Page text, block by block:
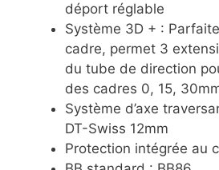
déport réglable
Système 3D + :
cadre, permet 3
du tube de direction
des cadres 0, 15,
Système d’axe
DT-Swiss 12mm
Protection intégrée au